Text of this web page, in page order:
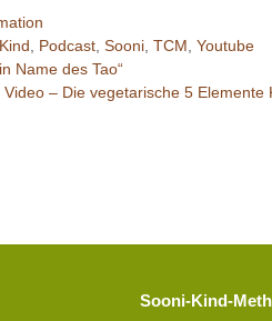
Kind Podcast ,Sooni ,TCM ,Youtube
Name des Tao“
Video – Die vegetarische 5 Elemente
Sooni-Kind-